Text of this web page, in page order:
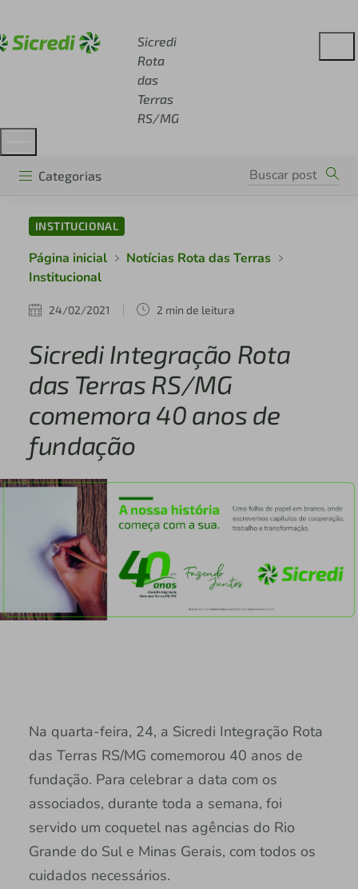
Sicredi
Rota
das
Terras
RS/MG
Categorias
INSTITUCIONAL
Página inicial
Notícias Rota das Terras
Institucional
24/02/2021 2 min de leitura
Sicredi Integração Rota
das Terras RS/MG
comemora 40 anos de
fundação
Na quarta-feira, 24, a Sicredi Integração Rota
das Terras RS/MG comemorou 40 anos de
fundação. Para celebrar a data com os
associados, durante toda a semana, foi
servido um coquetel nas agências do Rio
Grande do Sul e Minas Gerais, com todos os
cuidados necessários.